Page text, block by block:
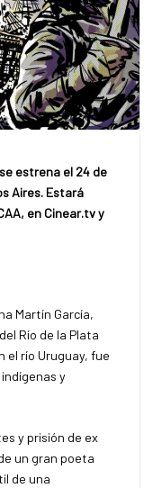
estrena el 24 de
Aires. Estará
en Cinear.tv y
Martín García,
Río de la Plata
el río Uruguay, fue
y
y prisión de ex
un gran poeta
de una